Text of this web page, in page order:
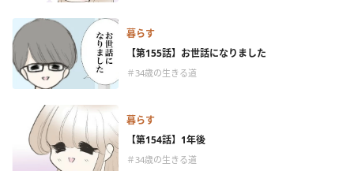
暮らす
【第155話】お世話になりました
＃34歳の生きる道
暮らす
【第154話】1年後
＃34歳の生きる道